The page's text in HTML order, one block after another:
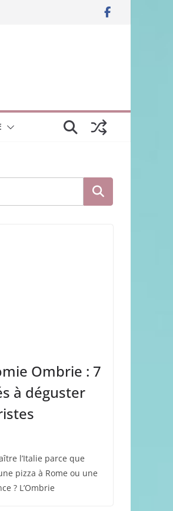
Ombrie : 7
à déguster
l’Italie parce que
pizza à Rome ou une
? L’Ombrie